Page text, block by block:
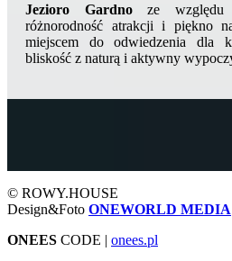
Jezioro Gardnoze względu
różnorodność atrakcji i piękno
miejscem do odwiedzenia dla
bliskość z naturą i aktywny
© ROWY.HOUSE
Design&Foto ONEWORLD MEDIA
ONEES CODE | onees.pl